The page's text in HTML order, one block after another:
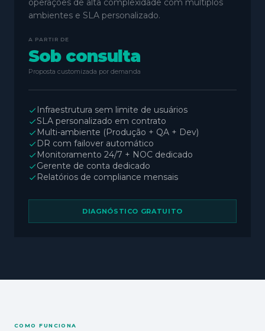
operações de alta complexidade com múltiplos
ambientes e SLA personalizado.
A PARTIR DE
Sob consulta
Proposta customizada por demanda
Infraestrutura sem limite de usuários
SLA personalizado em contrato
Multi-ambiente (Produção + QA + Dev)
DR com failover automático
Monitoramento 24/7 + NOC dedicado
Gerente de conta dedicado
Relatórios de compliance mensais
DIAGNÓSTICO GRATUITO
COMO FUNCIONA